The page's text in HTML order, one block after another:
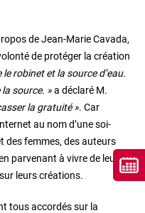
de Jean-Marie Cavada,
de protéger la création
robinet et la source d’eau.
source. »a déclaré M.
la gratuité ». Car
au nom d’une soi-
des femmes, des auteurs
parvenant à vivre de leurs
leurs créations.
tous accordés sur la